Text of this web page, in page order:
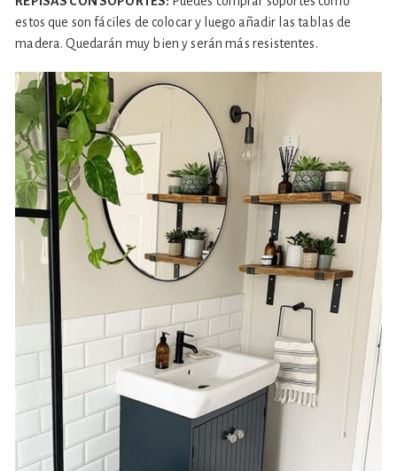
estos que son fáciles de colocar y luego añadir las tablas de
madera. Quedarán muy bien y serán más resistentes.